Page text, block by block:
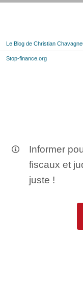
Le Blog de Christian
Stop-finance.org
Informer
fiscaux et
juste !